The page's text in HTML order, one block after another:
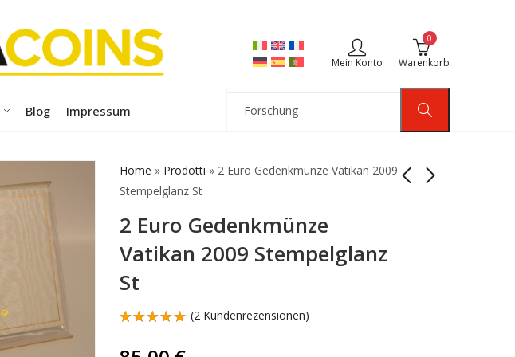
Mein Konto
0
Warenkorb
Blog Impressum
Home » Prodotti » 2 Euro Gedenkmünze Vatikan 2009
Stempelglanz St
2 Euro Gedenkmünze
Vatikan 2009 Stempelglanz
St
2 Euro Gedenkmünze
Vatikan 2010
Stempelglanz St
60,00
Vatikan 2008
Stempelglanz St
150,00
(2 Kundenrezensionen)